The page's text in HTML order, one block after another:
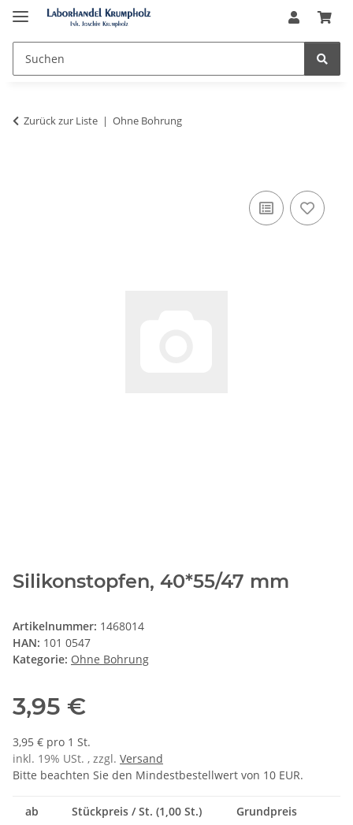
Zurück zur Liste Ohne Bohrung
Silikonstopfen, 40*55/47 mm
Artikelnummer: 1468014
HAN: 101 0547
Kategorie: Ohne Bohrung
3,95 €
3,95 € pro 1 St.
inkl. 19% USt. , zzgl. Versand
Bitte beachten Sie den Mindestbestellwert von 10 EUR.
ab Stückpreis / St. (1,00 St.) Grundpreis